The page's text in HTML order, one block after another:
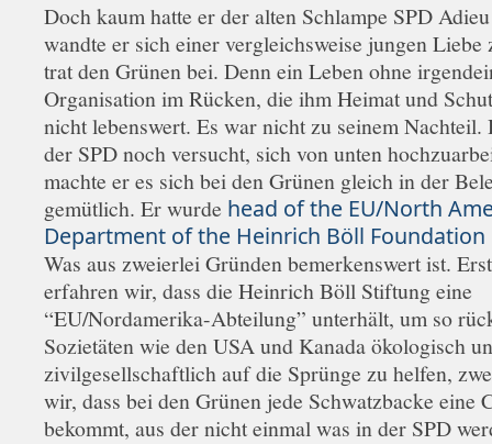
Doch kaum hatte er der alten Schlampe SPD
wandte er sich einer vergleichsweise jungen Liebe
trat den Grünen bei. Denn ein Leben ohne
Organisation im Rücken, die ihm Heimat und
nicht lebenswert. Es war nicht zu seinem Nachteil.
der SPD noch versucht, sich von unten
machte er es sich bei den Grünen gleich in der
gemütlich. Er wurde head of the EU/North
Department of the Heinrich Böll
Was aus zweierlei Gründen bemerkenswert ist.
erfahren wir, dass die Heinrich Böll Stiftung eine
“EU/Nordamerika-Abteilung” unterhält, um so
Sozietäten wie den USA und Kanada ökologisch
zivilgesellschaftlich auf die Sprünge zu helfen,
wir, dass bei den Grünen jede Schwatzbacke eine
bekommt, aus der nicht einmal was in der SPD